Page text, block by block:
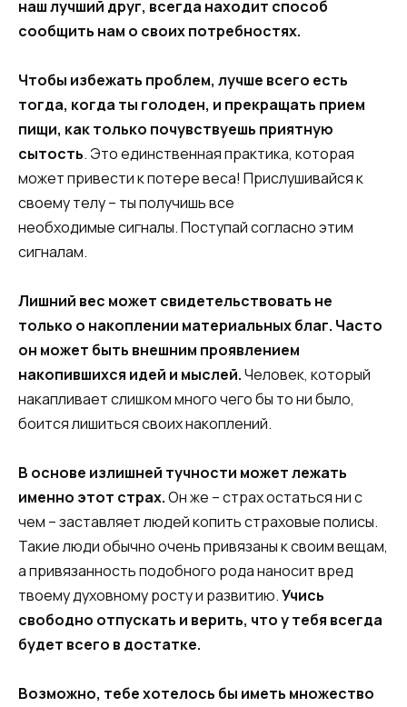
наш лучший друг, всегда находит способ
сообщить нам о своих потребностях.
Чтобы избежать проблем, лучше всего есть
тогда, когда ты голоден, и прекращать прием
пищи, как только почувствуешь приятную
сытость. Это единственная практика, которая
может привести к потере веса! Прислушивайся к
своему телу – ты получишь все
необходимые сигналы. Поступай согласно этим
сигналам.
Лишний вес может свидетельствовать не
только о накоплении материальных благ. Часто
он может быть внешним проявлением
накопившихся идей и мыслей.Человек, который
накапливает слишком много чего бы то ни было,
боится лишиться своих накоплений.
В основе излишней тучности может лежать
именно этот страх.Он же – страх остаться ни с
чем – заставляет людей копить страховые полисы.
Такие люди обычно очень привязаны к своим вещам,
а привязанность подобного рода наносит вред
твоему духовному росту и развитию.Учись
свободно отпускать и верить, что у тебя всегда
будет всего в достатке.
Возможно, тебе хотелось бы иметь множество